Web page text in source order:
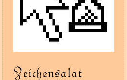
Zeichensalat